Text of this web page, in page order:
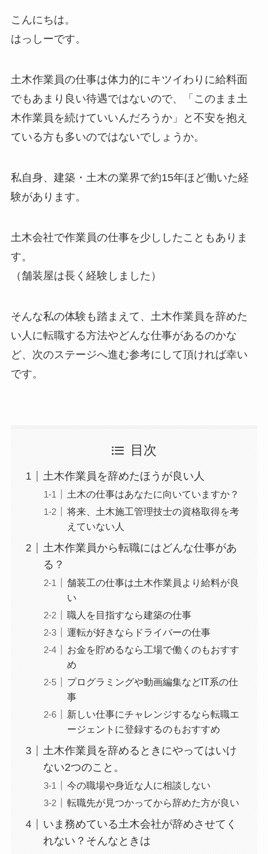
こんにちは。
はっしーです。
土木作業員の仕事は体力的にキツイわりに給料面
でもあまり良い待遇ではないので、「このまま土
木作業員を続けていいんだろうか」と不安を抱え
ている方も多いのではないでしょうか。
私自身、建築・土木の業界で約15年ほど働いた経
験があります。
土木会社で作業員の仕事を少ししたこともありま
す。
（舗装屋は長く経験しました）
そんな私の体験も踏まえて、土木作業員を辞めた
い人に転職する方法やどんな仕事があるのかな
ど、次のステージへ進む参考にして頂ければ幸い
です。
目次
土木作業員を辞めたほうが良い人
土木の仕事はあなたに向いていますか？
将来、土木施工管理技士の資格取得を考
えていない人
土木作業員から転職にはどんな仕事があ
る？
舗装工の仕事は土木作業員より給料が良
い
職人を目指すなら建築の仕事
運転が好きならドライバーの仕事
お金を貯めるなら工場で働くのもおすす
め
プログラミングや動画編集などIT系の仕
事
新しい仕事にチャレンジするなら転職エ
ージェントに登録するのもおすすめ
土木作業員を辞めるときにやってはいけ
ない2つのこと。
今の職場や身近な人に相談しない
転職先が見つかってから辞めた方が良い
いま務めている土木会社が辞めさせてく
れない？そんなときは